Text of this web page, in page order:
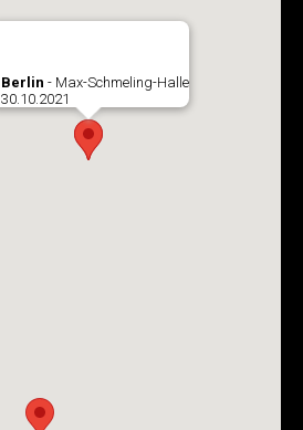
Berlin - Max-Schmeling-Halle
30.10.2021